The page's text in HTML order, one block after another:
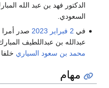
الدكتور فهد بن عبد الله
السعودي.
في 2 فبراير 2023 صدر أمرا
عبدالله بن عبداللطيف
محمد بن سعود السياري خلفا
مهام